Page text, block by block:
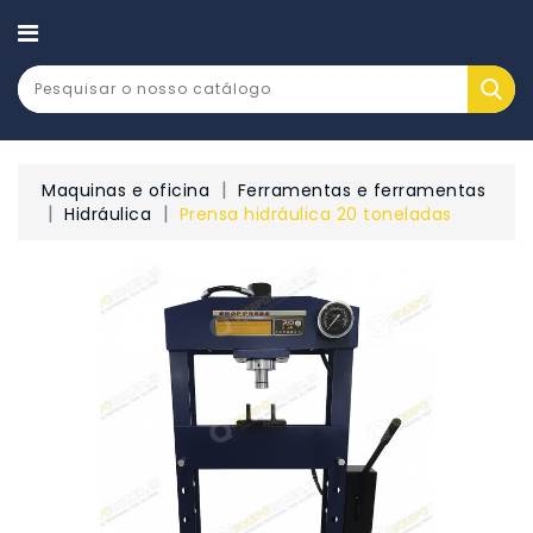
CATEGORY
Maquinas e oficina
Ferramentas e ferramentas
Hidráulica
Prensa hidráulica 20 toneladas